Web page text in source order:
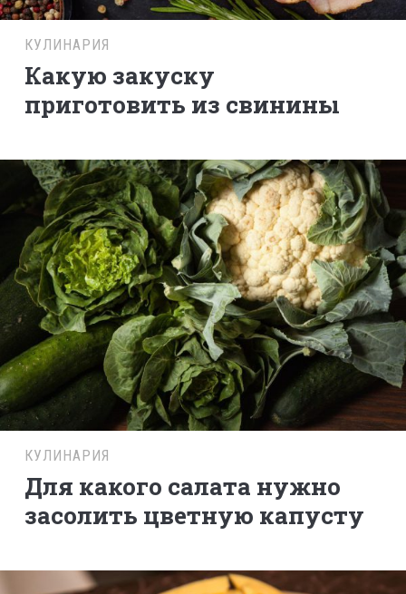
КУЛИНАРИЯ
Какую закуску
приготовить из свинины
КУЛИНАРИЯ
Для какого салата нужно
засолить цветную капусту